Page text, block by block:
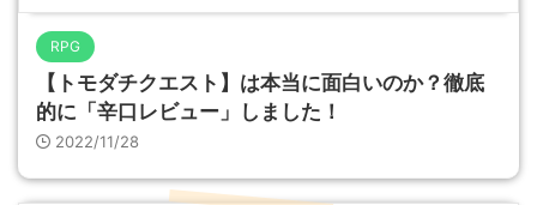
RPG
【トモダチクエスト】は本当に面白いのか？徹底
的に「辛口レビュー」しました！
2022/11/28